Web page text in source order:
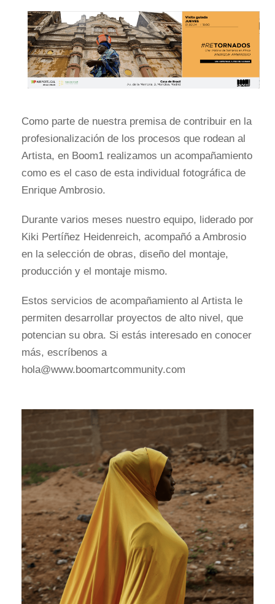
Como parte de nuestra premisa de contribuir en la
profesionalización de los procesos que rodean al
Artista, en Boom1 realizamos un acompañamiento
como es el caso de esta individual fotográfica de
Enrique Ambrosio.
Durante varios meses nuestro equipo, liderado por
Kiki Pertíñez Heidenreich, acompañó a Ambrosio
en la selección de obras, diseño del montaje,
producción y el montaje mismo.
Estos servicios de acompañamiento al Artista le
permiten desarrollar proyectos de alto nivel, que
potencian su obra. Si estás interesado en conocer
más, escríbenos a
hola@www.boomartcommunity.com